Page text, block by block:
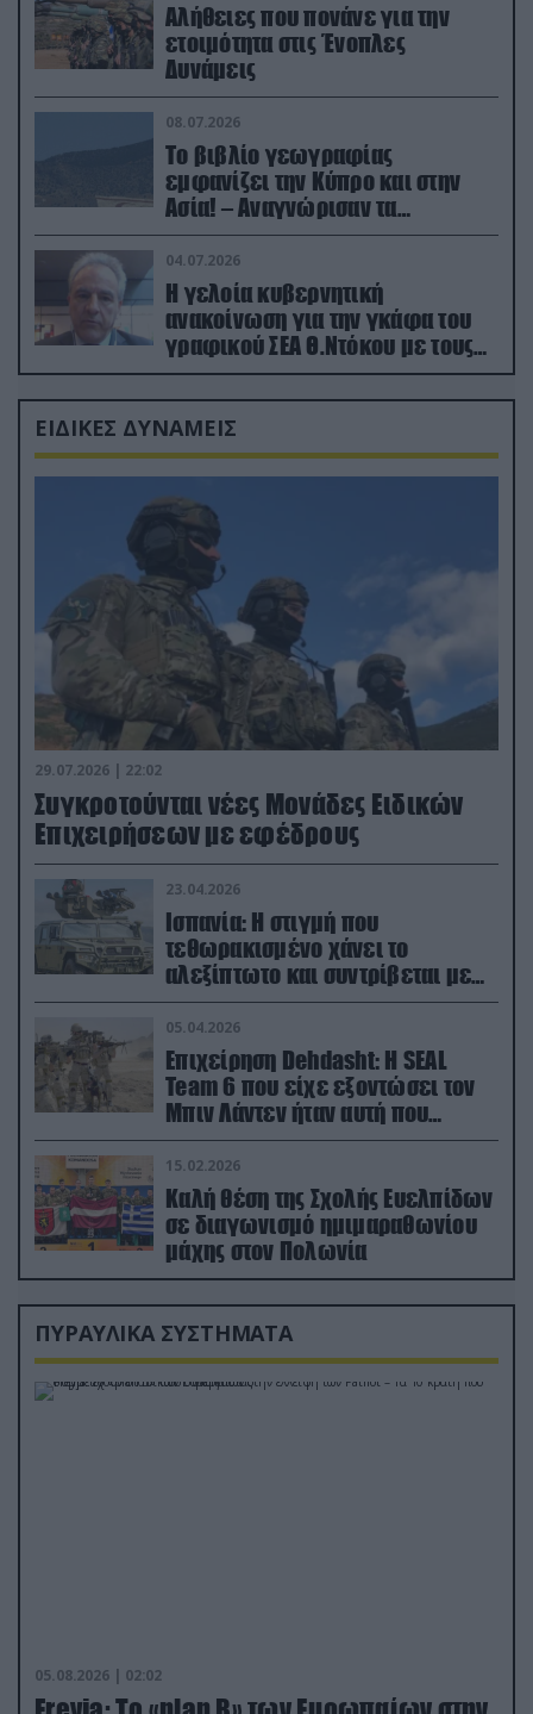
Αλήθειες που πονάνε για την
ετοιμότητα στις Ένοπλες
Δυνάμεις
08.07.2026
Το βιβλίο γεωγραφίας
εμφανίζει την Κύπρο και στην
Ασία! – Αναγνώρισαν τα
κατεχόμενα; (φωτο)
04.07.2026
Η γελοία κυβερνητική
ανακοίνωση για την γκάφα του
γραφικού ΣΕΑ Θ.Ντόκου με τους
Ρώσους φαρσέρ
ΕΙΔΙΚΕΣ ΔΥΝΑΜΕΙΣ
29.07.2026 | 22:02
Συγκροτούνται νέες Μονάδες Ειδικών
Επιχειρήσεων με εφέδρους
23.04.2026
Ισπανία: Η στιγμή που
τεθωρακισμένο χάνει το
αλεξίπτωτο και συντρίβεται με
ορμή στο έδαφος (βίντεο)
05.04.2026
Επιχείρηση Dehdasht: Η SEAL
Team 6 που είχε εξοντώσει τον
Μπιν Λάντεν ήταν αυτή που
διέσωσε τον πιλότο του F-15
15.02.2026
Καλή θέση της Σχολής Ευελπίδων
σε διαγωνισμό ημιμαραθωνίου
μάχης στον Πολωνία
ΠΥΡΑΥΛΙΚΑ ΣΥΣΤΗΜΑΤΑ
05.08.2026 | 02:02